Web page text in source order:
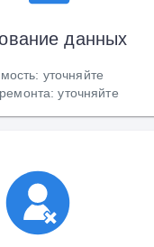
данных
: уточняйте
:уточняйте